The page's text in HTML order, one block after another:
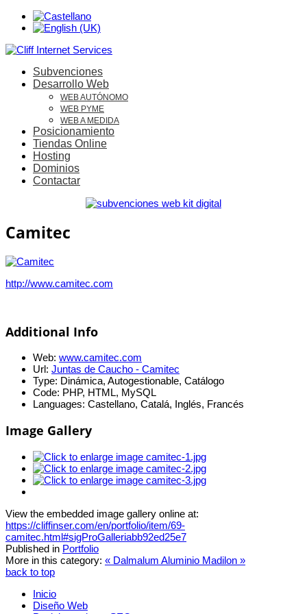
Subvenciones
Desarrollo Web
WEB AUTÓNOMO
WEB PYME
WEB A MEDIDA
Posicionamiento
Tiendas Online
Hosting
Dominios
Contactar
Camitec
http://www.camitec.com
Additional Info
Web: www.camitec.com
Url: Juntas de Caucho - Camitec
Type: Dinámica, Autogestionable, Catálogo
Code: PHP, HTML, MySQL
Languages: Castellano, Catalá, Inglés, Francés
Image Gallery
View the embedded image gallery online at:
https://cliffinser.com/en/portfolio/item/69-
camitec.html#sigProGalleriabb92ed25e7
Published in Portfolio
More in this category: « Dalmalum Aluminio Madilon »
back to top
Inicio
Diseño Web